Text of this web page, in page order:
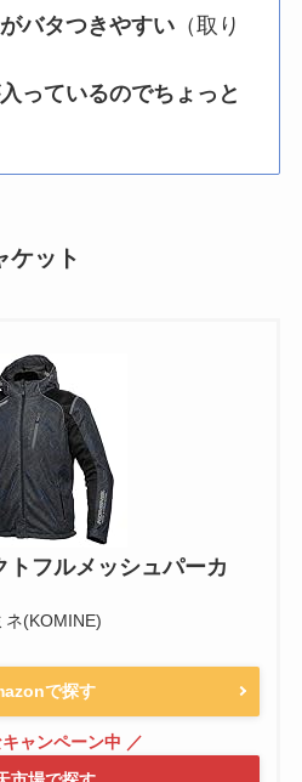
バタつきやすい（取り
っているのでちょっと
ケット
フルメッシュパーカ
ネ(KOMINE)
で探す